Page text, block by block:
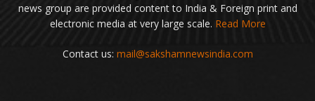
news group are provided content to India & Foreign print and
electronic media at very large scale. Read More
Contact us: mail@sakshamnewsindia.com